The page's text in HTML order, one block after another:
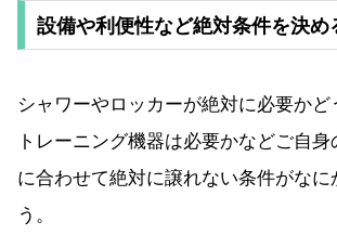
設備や利便性など絶対条件を決め
シャワーやロッカーが絶対に必要かど
トレーニング機器は必要かなどご自
に合わせて絶対に譲れない条件がなに
う。